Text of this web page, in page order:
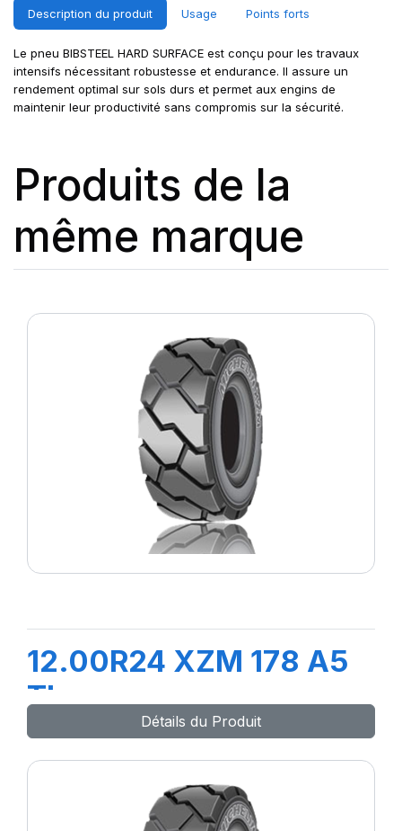
Description du produit Usage Points forts
Le pneu BIBSTEEL HARD SURFACE est conçu pour les travaux
intensifs nécessitant robustesse et endurance. Il assure un
rendement optimal sur sols durs et permet aux engins de
maintenir leur productivité sans compromis sur la sécurité.
Produits de la
même marque
12.00R24 XZM 178 A5
TL
Détails du Produit